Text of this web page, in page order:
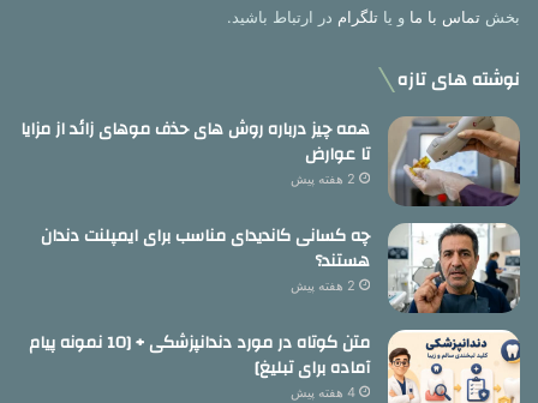
بخش تماس با ما و یا تلگرام در ارتباط باشید.
نوشته های تازه
همه چیز درباره روش های حذف موهای زائد از مزایا
تا عوارض
2 هفته پیش
چه کسانی کاندیدای مناسب برای ایمپلنت دندان
هستند؟
2 هفته پیش
متن کوتاه در مورد دندانپزشکی + [10 نمونه پیام
آماده برای تبلیغ]
4 هفته پیش